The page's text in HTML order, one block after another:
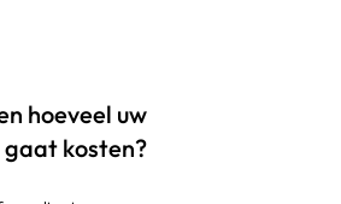
hoeveel uw
kosten?